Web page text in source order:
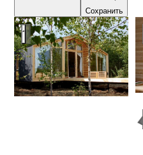
Сохранить
ДубльДом-40